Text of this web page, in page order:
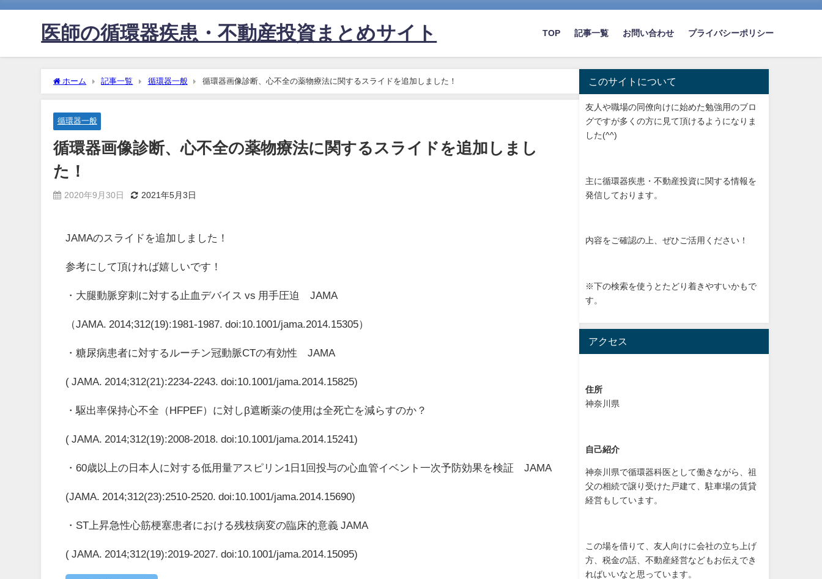
医師の循環器疾患・不動産投資まとめサイト TOP 記事一覧 お問い合わせ プライバシーポリシー
ホーム 記事一覧 循環器一般 循環器画像診断、心不全の薬物療法に関するスライドを追加しました！
循環器一般
循環器画像診断、心不全の薬物療法に関するスライドを追加しまし
た！
2020年9月30日 2021年5月3日
JAMAのスライドを追加しました！
参考にして頂ければ嬉しいです！
・大腿動脈穿刺に対する止血デバイス vs 用手圧迫 JAMA
（JAMA. 2014;312(19):1981-1987. doi:10.1001/jama.2014.15305）
・糖尿病患者に対するルーチン冠動脈CTの有効性 JAMA
( JAMA. 2014;312(21):2234-2243. doi:10.1001/jama.2014.15825)
・駆出率保持心不全（HFPEF）に対しβ遮断薬の使用は全死亡を減らすのか？
( JAMA. 2014;312(19):2008-2018. doi:10.1001/jama.2014.15241)
・60歳以上の日本人に対する低用量アスピリン1日1回投与の心血管イベント一次予防効果を検証 JAMA
(JAMA. 2014;312(23):2510-2520. doi:10.1001/jama.2014.15690)
・ST上昇急性心筋梗塞患者における残枝病変の臨床的意義 JAMA
( JAMA. 2014;312(19):2019-2027. doi:10.1001/jama.2014.15095)
このサイトについて
友人や職場の同僚向けに始めた勉強用のブロ
グですが多くの方に見て頂けるようになりま
した(^^)
主に循環器疾患・不動産投資に関する情報を
発信しております。
内容をご確認の上、ぜひご活用ください！
※下の検索を使うとたどり着きやすいかもで
す。
アクセス
住所
神奈川県
自己紹介
神奈川県で循環器科医として働きながら、祖
父の相続で譲り受けた戸建て、駐車場の賃貸
経営もしています。
この場を借りて、友人向けに会社の立ち上げ
方、税金の話、不動産経営などもお伝えでき
ればいいなと思っています。